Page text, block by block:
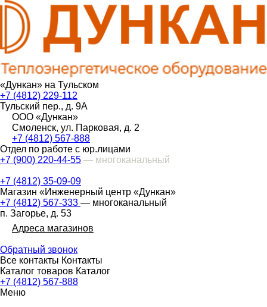
«Дункан» на Тульском
+7 (4812) 229-112
Тульский пер., д. 9А
ООО «Дункан»
Смоленск, ул. Парковая, д. 2
+7 (4812) 567-888
Отдел по работе с юр.лицами
+7 (900) 220-44-55 — многоканальный
+7 (4812) 35-09-09
Магазин «Инженерный центр «Дункан»
+7 (4812) 567-333 — многоканальный
п. Загорье, д. 53
Адреса магазинов
Обратный звонок
Все контакты Контакты
Каталог товаров Каталог
+7 (4812) 567-888
Меню